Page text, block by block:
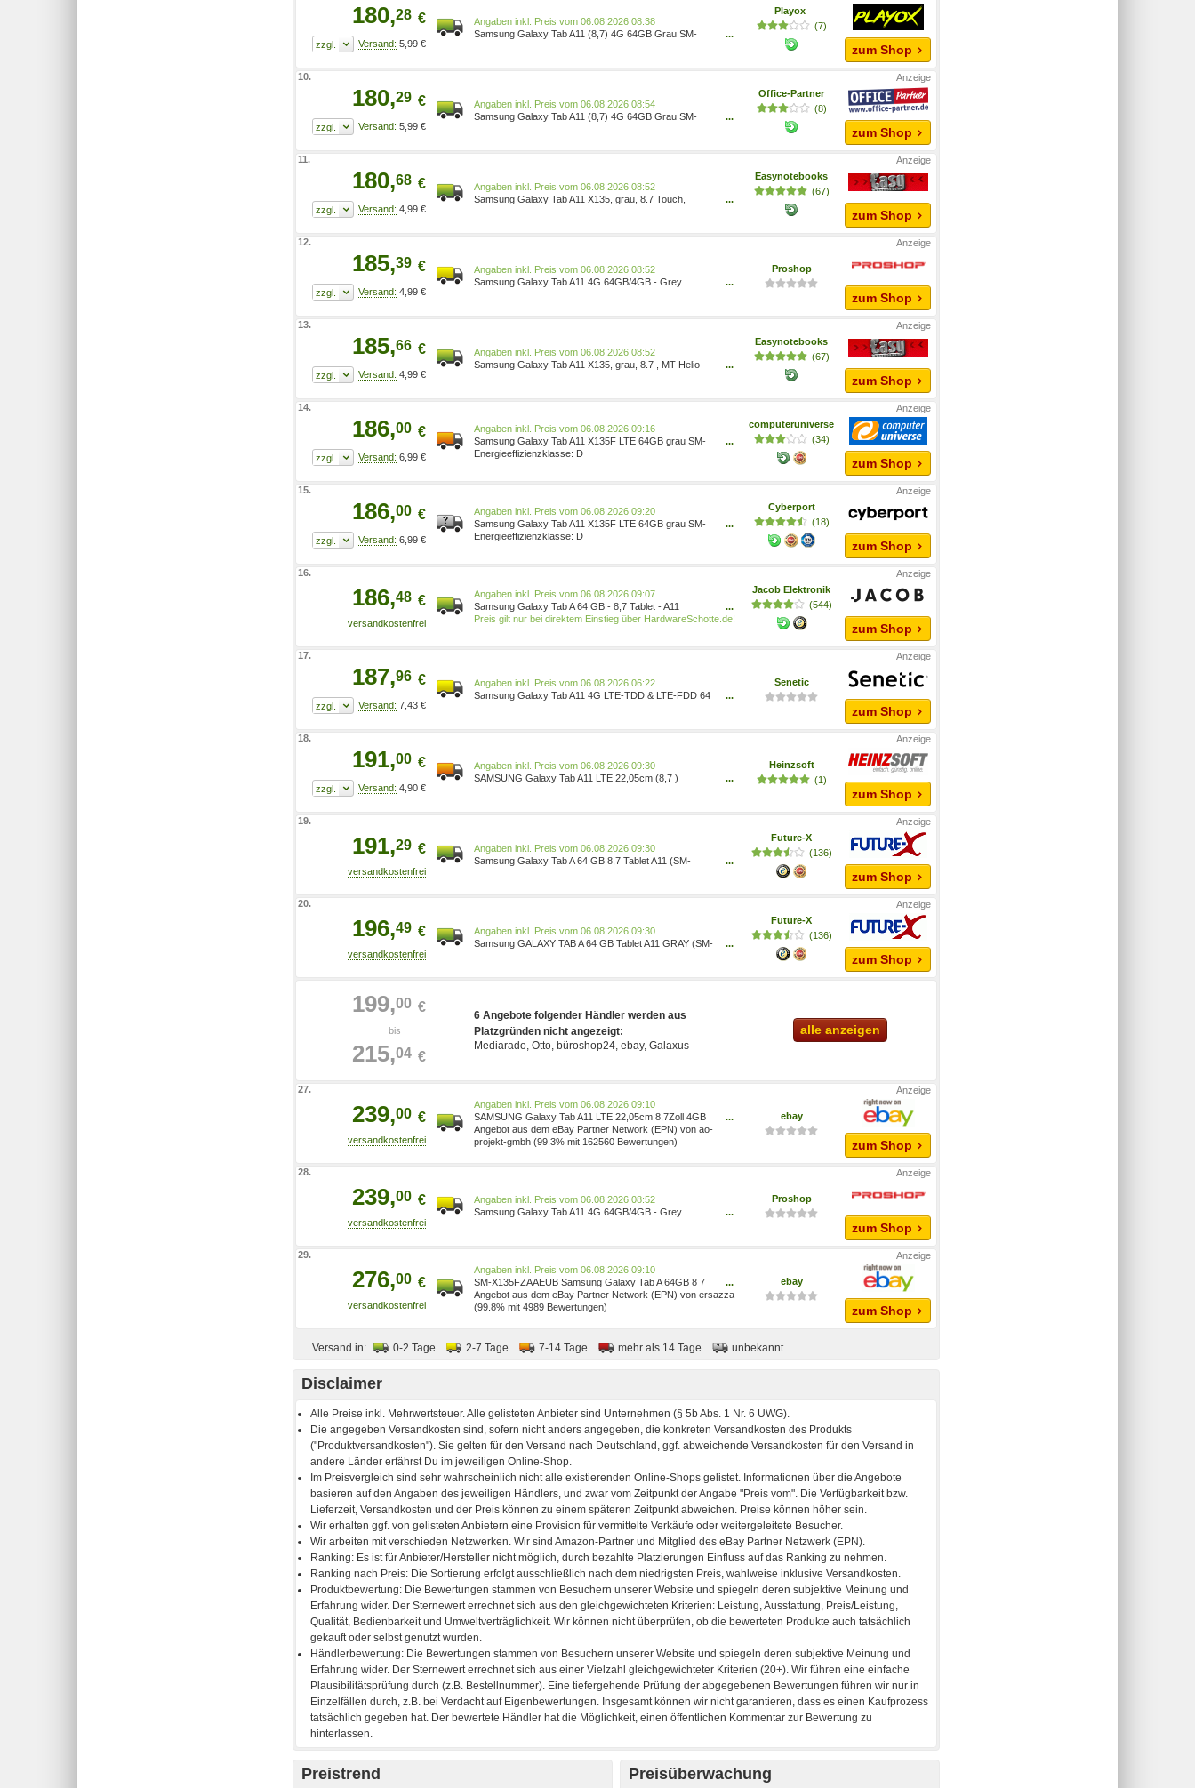
180,28 €
5,99 €
Preis vom 06.08.2026 08:38
Samsung Galaxy Tab A11 (8,7) 4G 64GB Grau SM-
...
Playox
(7)
zum Shop
10.
180,29 €
5,99 €
Preis vom 06.08.2026 08:54
Samsung Galaxy Tab A11 (8,7) 4G 64GB Grau SM-
...
Office-Partner
(8)
zum Shop
11.
180,68 €
4,99 €
Preis vom 06.08.2026 08:52
Samsung Galaxy Tab A11 X135, grau, 8.7 Touch,
...
Easynotebooks
(67)
zum Shop
12.
185,39 €
4,99 €
Preis vom 06.08.2026 08:52
Samsung Galaxy Tab A11 4G 64GB/4GB - Grey
...
Proshop
zum Shop
13.
185,66 €
4,99 €
Preis vom 06.08.2026 08:52
Samsung Galaxy Tab A11 X135, grau, 8.7 , MT Helio
...
Easynotebooks
(67)
zum Shop
14.
186,00 €
6,99 €
Preis vom 06.08.2026 09:16
Samsung Galaxy Tab A11 X135F LTE 64GB grau SM-
X135FZAAEUB
...
D
computeruniverse
(34)
zum Shop
15.
186,00 €
6,99 €
Preis vom 06.08.2026 09:20
Samsung Galaxy Tab A11 X135F LTE 64GB grau SM-
X135FZAAEUB
...
D
Cyberport
(18)
zum Shop
16.
186,48 €
Preis vom 06.08.2026 09:07
Samsung Galaxy Tab A 64 GB - 8,7 Tablet - A11
[Energieklasse D] (SM-X135FZAAEUB)
...
Preis gilt nur bei direktem Einstieg über HardwareSchotte.de!
Jacob Elektronik
(544)
zum Shop
17.
187,96 €
7,43 €
Preis vom 06.08.2026 06:22
Samsung Galaxy Tab A11 4G LTE-TDD & LTE-FDD 64
...
Senetic
zum Shop
18.
191,00 €
4,90 €
Preis vom 06.08.2026 09:30
SAMSUNG Galaxy Tab A11 LTE 22,05cm (8,7 )
...
Heinzsoft
(1)
zum Shop
19.
191,29 €
Preis vom 06.08.2026 09:30
Samsung Galaxy Tab A 64 GB 8,7 Tablet A11 (SM-
...
Future-X
(136)
zum Shop
20.
196,49 €
Preis vom 06.08.2026 09:30
Samsung GALAXY TAB A 64 GB Tablet A11 GRAY (SM-
...
Future-X
(136)
zum Shop
199,00 €
bis
215,04 €
6 Angebote folgender Händler werden aus
Platzgründen nicht angezeigt:
Mediarado, Otto, büroshop24, ebay, Galaxus
alle anzeigen
27.
239,00 €
Preis vom 06.08.2026 09:10
SAMSUNG Galaxy Tab A11 LTE 22,05cm 8,7Zoll 4GB
64GB Grey SM-X135FZAAEUB
...
Angebot aus dem eBay Partner Network (EPN) von ao-
projekt-gmbh (99.3% mit 162560 Bewertungen)
ebay
zum Shop
28.
239,00 €
Preis vom 06.08.2026 08:52
Samsung Galaxy Tab A11 4G 64GB/4GB - Grey
...
Proshop
zum Shop
29.
276,00 €
Preis vom 06.08.2026 09:10
SM-X135FZAAEUB Samsung Galaxy Tab A 64GB 8 7
Tablet A11 ~D~
...
Angebot aus dem eBay Partner Network (EPN) von ersazza
(99.8% mit 4989 Bewertungen)
ebay
zum Shop
Versand in: 0-2 Tage 2-7 Tage 7-14 Tage mehr als 14 Tage unbekannt
Disclaimer
Preistrend Preisüberwachung